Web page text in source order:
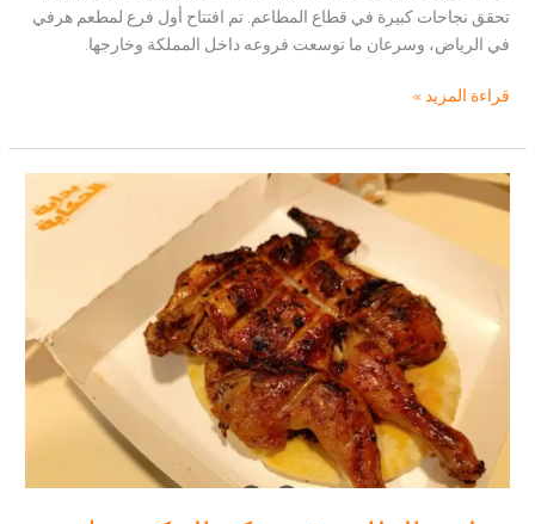
تحقق نجاحات كبيرة في قطاع المطاعم. تم افتتاح أول فرع لمطعم هرفي
في الرياض، وسرعان ما توسعت فروعه داخل المملكة وخارجها.
مطعم
مكة
-
(نبذة
+المميزات
الشائعة
قراءة المزيد »